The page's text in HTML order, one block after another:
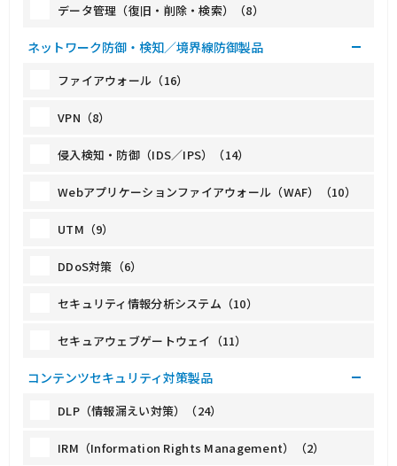
データ管理（復旧・削除・検索）（8）
ネットワーク防御・検知／境界線防御製品
ファイアウォール（16）
VPN（8）
侵入検知・防御（IDS／IPS）（14）
Webアプリケーションファイアウォール（WAF）（10）
UTM（9）
DDoS対策（6）
セキュリティ情報分析システム（10）
セキュアウェブゲートウェイ（11）
コンテンツセキュリティ対策製品
DLP（情報漏えい対策）（24）
IRM（Information Rights Management）（2）